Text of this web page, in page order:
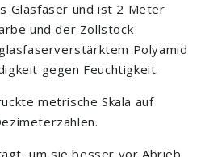
Glasfaser und ist 2 Meter
und der Zollstock
Polyamid
gegen Feuchtigkeit.
metrische Skala auf